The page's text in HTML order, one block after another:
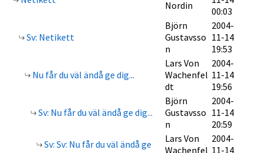
Nordin
00:03
Sv: Netikett
Björn
Gustavsso
n
2004-
11-14
19:53
Nu får du väl ändå ge dig...
Lars Von
Wachenfel
dt
2004-
11-14
19:56
Sv: Nu får du väl ändå ge dig...
Björn
Gustavsso
n
2004-
11-14
20:59
Sv: Sv: Nu får du väl ändå ge
Lars Von
Wachenfel
2004-
11-14